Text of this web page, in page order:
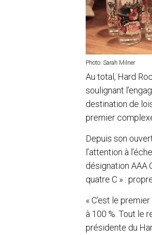
Photo: Sarah Milner
Au total, Hard
soulignant
destination de
premier
Depuis son
l’attention à
désignation AAA
quatre C » :
« C’est le
à 100 %. Tout le
présidente du